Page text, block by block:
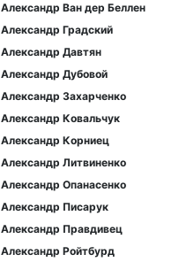
Александр Ван дер Беллен
Александр Градский
Александр Давтян
Александр Дубовой
Александр Захарченко
Александр Ковальчук
Александр Корниец
Александр Литвиненко
Александр Опанасенко
Александр Писарук
Александр Правдивец
Александр Ройтбурд